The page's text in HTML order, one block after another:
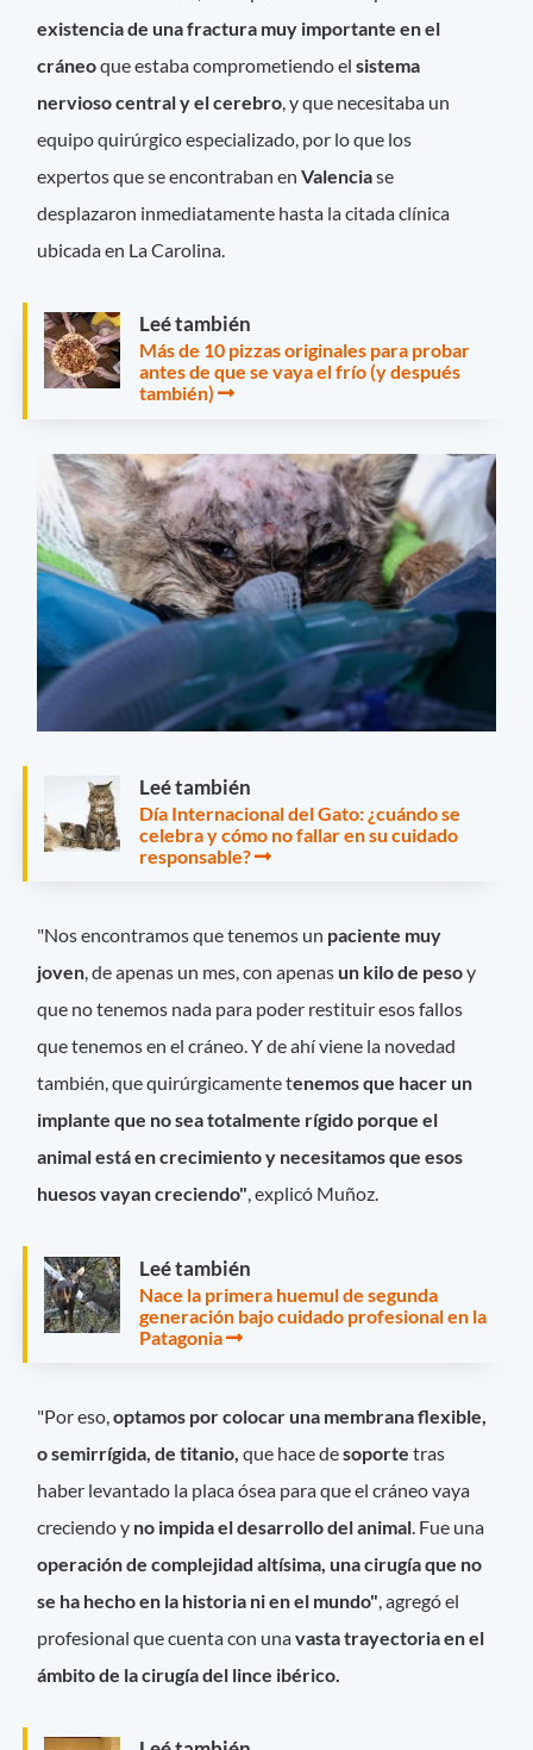
existencia de una fractura muy importante en el
cráneoque estaba comprometiendo elsistema
nervioso central y el cerebro, y que necesitaba un
equipo quirúrgico especializado, por lo que los
expertos que se encontraban enValenciase
desplazaron inmediatamente hasta la citada clínica
ubicada en La Carolina.
Leé también
Más de 10 pizzas originales para probar
antes de que se vaya el frío (y después
también)
Leé también
Día Internacional del Gato: ¿cuándo se
celebra y cómo no fallar en su cuidado
responsable?
"Nos encontramos que tenemos un paciente muy
joven, de apenas un mes, con apenas un kilo de pesoy
que no tenemos nada para poder restituir esos fallos
que tenemos en el cráneo. Y de ahí viene la novedad
también, que quirúrgicamente tenemos que hacer un
implante que no sea totalmente rígido porque el
animal está en crecimiento y necesitamos que esos
huesos vayan creciendo", explicó Muñoz.
Leé también
Nace la primera huemul de segunda
generación bajo cuidado profesional en la
Patagonia
"Por eso,optamos por colocar una membrana flexible,
o semirrígida, de titanio, que hace desoportetras
haber levantado la placa ósea para que el cráneo vaya
creciendo y no impida el desarrollo del animal . Fue una
operación de complejidad altísima, una cirugía que no
se ha hecho en la historia ni en el mundo" , agregó el
profesional que cuenta con unavasta trayectoria en el
ámbito de la cirugía del lince ibérico.